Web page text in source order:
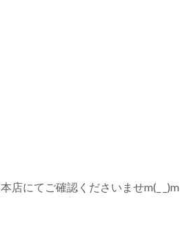
店にてご確認くださいませm(_ _)m